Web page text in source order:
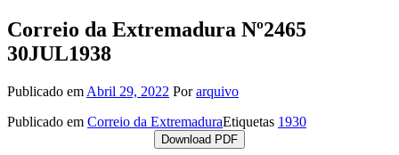
Correio da Extremadura Nº2465
30JUL1938
Publicado em Abril 29, 2022 Porarquivo
Publicado em Correio da ExtremaduraEtiquetas 1930
Download PDF